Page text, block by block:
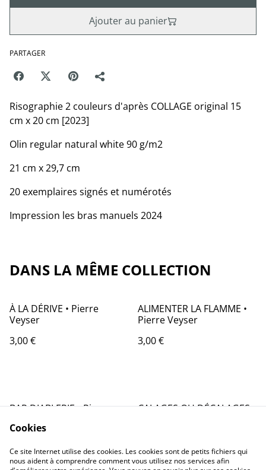
Ajouter au panier
PARTAGER
Risographie 2 couleurs d'après COLLAGE original 15
cm x 20 cm [2023]
Olin regular natural white 90 g/m2
21 cm x 29,7 cm
20 exemplaires signés et numérotés
Impression les bras manuels 2024
DANS LA MÊME COLLECTION
À LA DÉRIVE • Pierre
Veyser
3,00 €
ALIMENTER LA FLAMME •
Pierre Veyser
3,00 €
BAR DIABLERIE • Pierre
CALAGES OU DÉCALAGES
Cookies
Ce site Internet utilise des cookies. Les cookies sont de petits fichiers qui
nous aident à comprendre comment vous utilisez nos services afin